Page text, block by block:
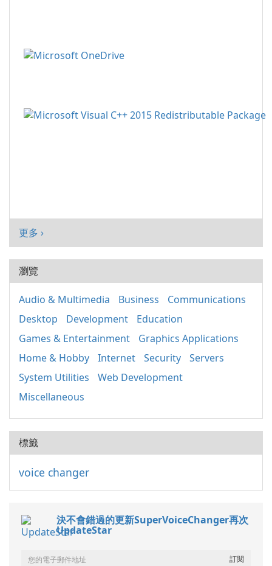
更多 ›
瀏覽
Audio & Multimedia Business
Communications
Desktop
Development
Education
Games & Entertainment
Graphics Applications
Home & Hobby
Internet Security
Servers
System Utilities
Web Development
Miscellaneous
標籤
voice changer
決不會錯過的更新SuperVoiceChanger再次
UpdateStar